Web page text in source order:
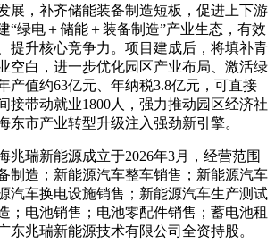
展，补齐储能装备制造短板，促进上下游
“绿电＋储能＋装备制造”产业生态，有效
提升核心竞争力。项目建成后，将填补青
空白，进一步优化园区产业布局、激活绿
产值约63亿元、年纳税3.8亿元，可直接
接带动就业1800人，强力推动园区经济社
东市产业转型升级注入强劲新引擎。
兆瑞新能源成立于2026年3月，经营范围
制造；新能源汽车整车销售；新能源汽车
汽车换电设施销售；新能源汽车生产测试
；电池销售；电池零配件销售；蓄电池租
东兆瑞新能源技术有限公司全资持股。